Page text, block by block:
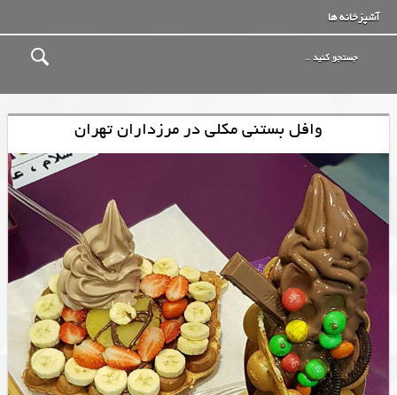
آشپزخانه ها
وافل بستنی مکلی در مرزداران تهران